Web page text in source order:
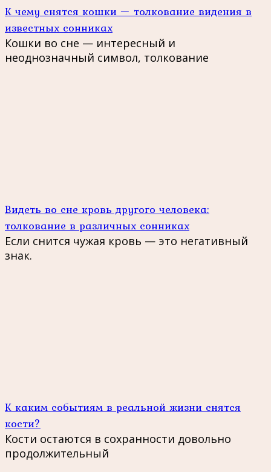
К чему снятся кошки — толкование видения в
известных сонниках
Кошки во сне — интересный и
неоднозначный символ, толкование
Видеть во сне кровь другого человека:
толкование в различных сонниках
Если снится чужая кровь — это негативный
знак.
К каким событиям в реальной жизни снятся
кости?
Кости остаются в сохранности довольно
продолжительный